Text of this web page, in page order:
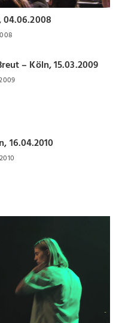
– Köln, 15.03.2009
16.04.2010